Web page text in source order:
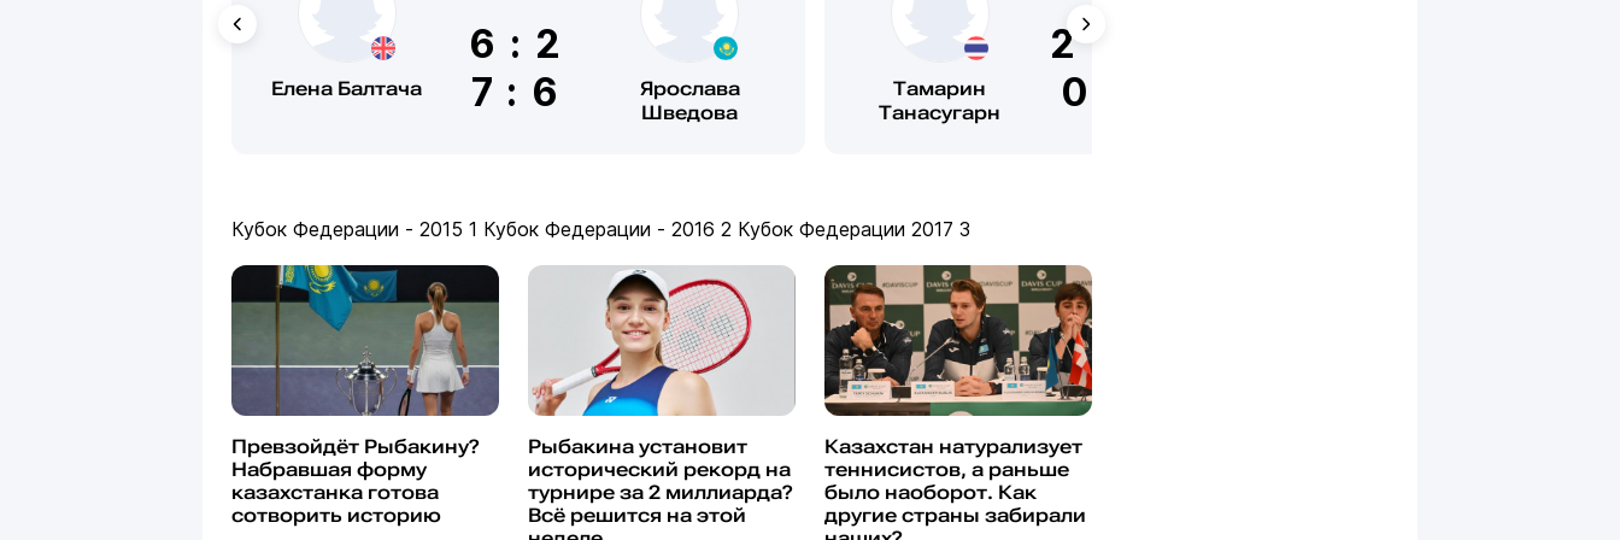
* В июле 2005 года впервые выходит в финал парного соревнования
ITF — дуэт Шведова / Василиса Бардина уступает в финале хозяйкам
кортов.
* В октябре одержана первая победа над игроком Top200 — на пути
к финалу в британском Болтоне обыграна 154-я ракетка мира Елена
раунде уступает Надежде Петровой.
2006—2009
* В феврале 2006 года одерживает первую победу над игроком
Top100 — в Мемфисе переиграна 88-я ракетка мира Джамея Джексон.
* В марте 2006 года делает свой первый дубль во взрослых
соревнованиях — турнир в Амьене выигран как в одиночном, так и в
парном (где это её высшее достижение в карьере) разряде.
* В июне пробивается впервые в основное соревнование турнира
Большого Шлема на Уимблдоне (со второй попытки — ранее неудачно
проведена квалификация в Париже).
* 18 февраля 2007 выиграла свой первый титул в турнире серии WTA,
Елена Балтача
6:2
7:6
Ярослава
Шведова
Тамарин
Танасугарн
2:6,
0:6
Кубок Федерации - 2015 1 Кубок Федерации - 2016 2 Кубок Федерации 2017 3
Превзойдёт Рыбакину?
Набравшая форму
казахстанка готова
сотворить историю
Рыбакина установит
исторический рекорд на
турнире за 2 миллиарда?
Всё решится на этой
Казахстан натурализует
теннисистов, а раньше
было наоборот. Как
другие страны забирали